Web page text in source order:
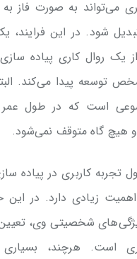
می‌تواند به صورت فاز
شود. در این فرایند،
از یک روال کاری پیاده
توسعه پیدا می‌کند.
است که در طول عمر
هیچ گاه متوقف نمی‌شود.
تجربه کاربری در پیاده
اهمیت زیادی دارد. در
شخصیتی وی،
است. هرچند، بسیاری